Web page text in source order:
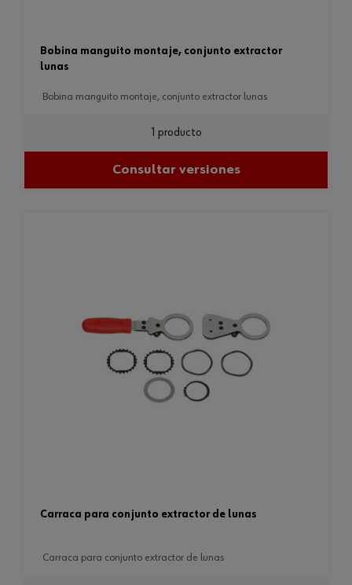
bobina manguito montaje, conjunto extractor
lunas
bobina manguito montaje, conjunto extractor lunas
1 producto
Consultar versiones
carraca para conjunto extractor de lunas
carraca para conjunto extractor de lunas